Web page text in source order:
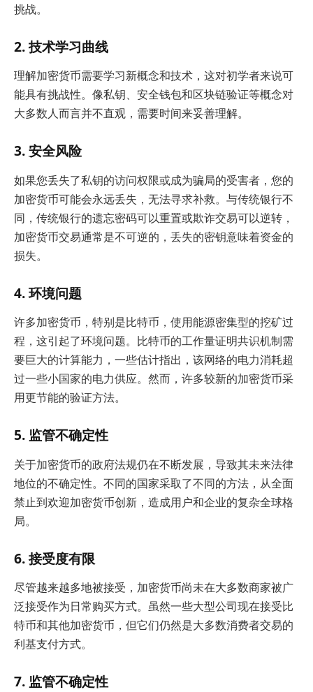
挑战。
2. 技术学习曲线
理解加密货币需要学习新概念和技术，这对初学者来说可
能具有挑战性。像私钥、安全钱包和区块链验证等概念对
大多数人而言并不直观，需要时间来妥善理解。
3. 安全风险
如果您丢失了私钥的访问权限或成为骗局的受害者，您的
加密货币可能会永远丢失，无法寻求补救。与传统银行不
同，传统银行的遗忘密码可以重置或欺诈交易可以逆转，
加密货币交易通常是不可逆的，丢失的密钥意味着资金的
损失。
4. 环境问题
许多加密货币，特别是比特币，使用能源密集型的挖矿过
程，这引起了环境问题。比特币的工作量证明共识机制需
要巨大的计算能力，一些估计指出，该网络的电力消耗超
过一些小国家的电力供应。然而，许多较新的加密货币采
用更节能的验证方法。
5. 监管不确定性
关于加密货币的政府法规仍在不断发展，导致其未来法律
地位的不确定性。不同的国家采取了不同的方法，从全面
禁止到欢迎加密货币创新，造成用户和企业的复杂全球格
局。
6. 接受度有限
尽管越来越多地被接受，加密货币尚未在大多数商家被广
泛接受作为日常购买方式。虽然一些大型公司现在接受比
特币和其他加密货币，但它们仍然是大多数消费者交易的
利基支付方式。
7. 监管不确定性